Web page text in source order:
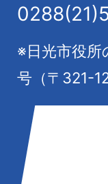
※日光市役所
号（〒321-